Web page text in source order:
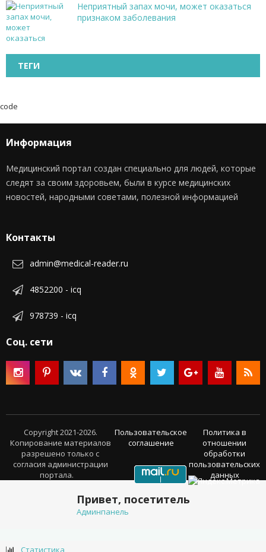
Неприятный запах мочи, может оказаться
признаком заболевания
ТЕГИ
code
Информация
Медицинский портал создан специально для людей, которые
следят за своим здоровьем, были в курсе медицинских
новостей, народными советами, полезной информацией
Контакты
admin@medical-reader.ru
4852200 - icq
978739 - icq
Соц. сети
Copyright 2021-2026.
Копирование материалов
разрешено только с
согласия администрации
портала.
Пользовательское
соглашение
Политика в
отношении
обработки
пользовательских
данных
Привет, посетитель
Админпанель
Статистика